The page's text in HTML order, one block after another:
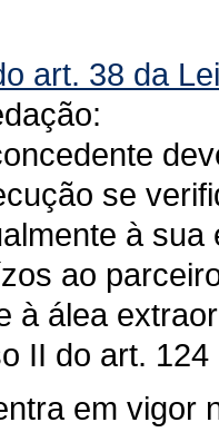
art. 38 da
se
à
ao
à álea
II do art.
em vigor